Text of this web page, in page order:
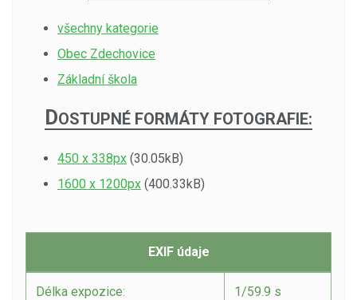
všechny kategorie
Obec Zdechovice
Základní škola
DOSTUPNÉ FORMÁTY FOTOGRAFIE:
450 x 338px (30.05kB)
1600 x 1200px (400.33kB)
EXIF údaje
Délka expozice: 1/59.9 s